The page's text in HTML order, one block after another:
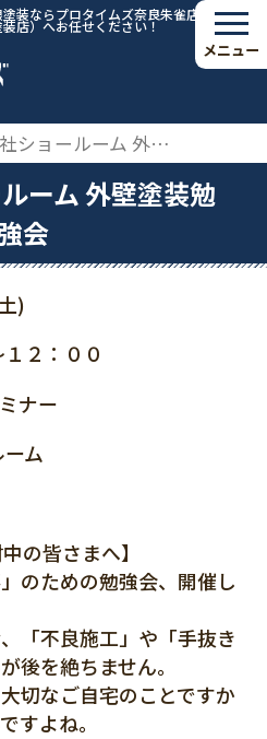
装ならプロタイムズ奈良朱雀店・生駒
店）へお任せください！
メニュー
7/4本社ショールーム 外壁塗装勉強会
ーム 外壁塗装勉
会
)
２：００
ナー
ム
の皆さまへ】
のための勉強会、開催し
「不良施工」や「手抜き
後を絶ちません。
切なご自宅のことですか
すよね。